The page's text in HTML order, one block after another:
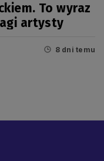
To wyraz
artysty
8 dni temu